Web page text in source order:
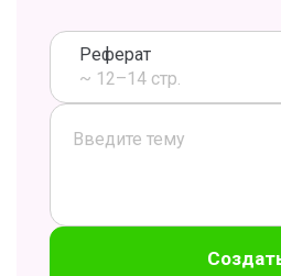
Реферат
~ 12–14 стр.